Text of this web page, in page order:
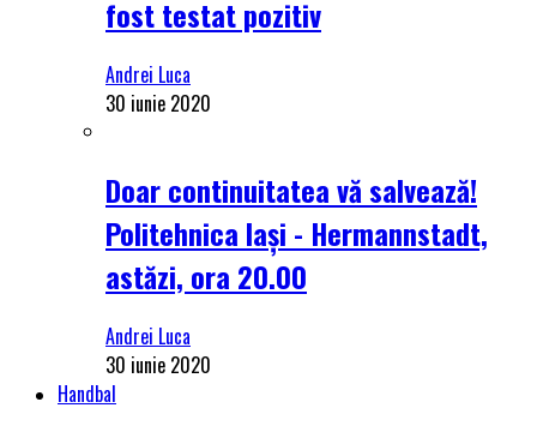
fost testat pozitiv
Andrei Luca
30 iunie 2020
Doar continuitatea vă salvează!
Politehnica Iași - Hermannstadt,
astăzi, ora 20.00
Andrei Luca
30 iunie 2020
Handbal